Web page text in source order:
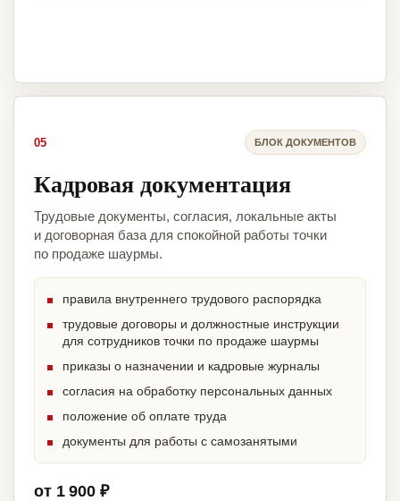
05 БЛОК ДОКУМЕНТОВ
Кадровая документация
Трудовые документы, согласия, локальные акты
и договорная база для спокойной работы точки
по продаже шаурмы.
правила внутреннего трудового распорядка
трудовые договоры и должностные инструкции
для сотрудников точки по продаже шаурмы
приказы о назначении и кадровые журналы
согласия на обработку персональных данных
положение об оплате труда
документы для работы с самозанятыми
от 1 900 ₽